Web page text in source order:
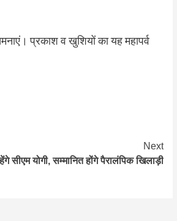
प्रकाश व खुशियों का यह महापर्व
Next
सीएम योगी, सम्मानित होंगे पैरालंपिक खिलाड़ी